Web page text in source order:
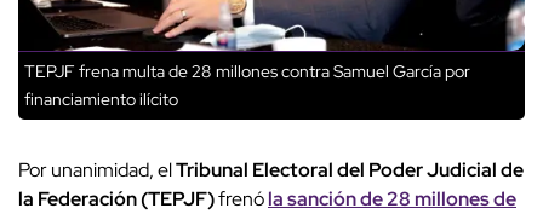
TEPJF frena multa de 28 millones contra Samuel García por
financiamiento ilícito
Por unanimidad, elTribunal Electoral del Poder Judicial de
la Federación (TEPJF)frenóla sanción de 28 millones de